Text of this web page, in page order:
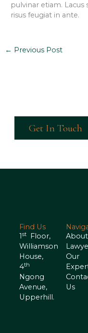
pulvinar etiam.
risus feugiat in ante.
← Previous Post
Get In Touch
Find Us
1 st
Floor,
Williamson
House,
4th
Ngong
Avenue,
Upperhill.
About
Our
Us